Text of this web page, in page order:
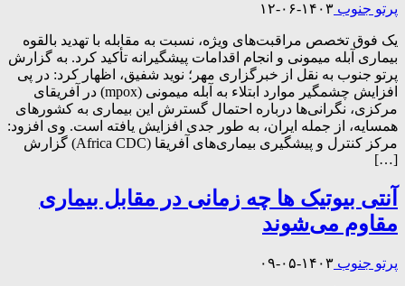
پرتو جنوب ۱۴۰۳-۰۶-۱۲
یک فوق تخصص مراقبت‌های ویژه، نسبت به مقابله با تهدید بالقوه
بیماری آبله میمونی و انجام اقدامات پیشگیرانه تأکید کرد. به گزارش
پرتو جنوب به نقل از خبرگزاری مهر؛ نوید شفیق، اظهار کرد: در پی
افزایش چشمگیر موارد ابتلاء به آبله میمونی (mpox) در آفریقای
مرکزی، نگرانی‌ها درباره احتمال گسترش این بیماری به کشورهای
همسایه، از جمله ایران، به طور جدی افزایش یافته است. وی افزود:
مرکز کنترل و پیشگیری بیماری‌های آفریقا (Africa CDC) گزارش
[…]
آنتی بیوتیک ها چه زمانی در مقابل بیماری
مقاوم می‌شوند
پرتو جنوب ۱۴۰۳-۰۵-۰۹